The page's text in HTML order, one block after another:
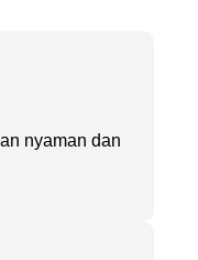
nyaman dan